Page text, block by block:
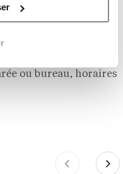
de
épreuvespour
Ceux qui
doivent
le faire dans de
ou bureau, horaires